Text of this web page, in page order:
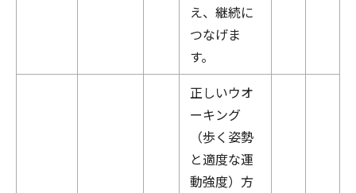
え、継続に
つなげま
す。
正しいウオ
ーキング
（歩く姿勢
と適度な運
動強度）方